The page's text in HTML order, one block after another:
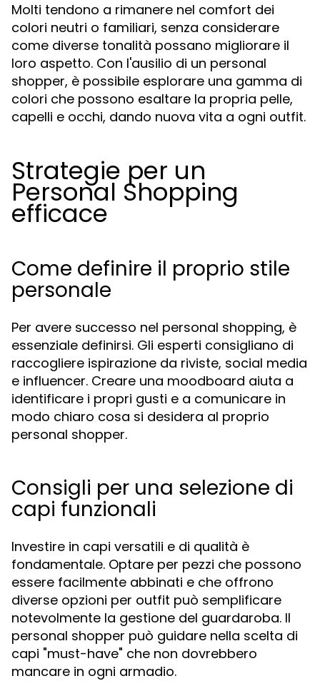
Molti tendono a rimanere nel comfort dei
colori neutri o familiari, senza considerare
come diverse tonalità possano migliorare il
loro aspetto. Con l'ausilio di un personal
shopper, è possibile esplorare una gamma di
colori che possono esaltare la propria pelle,
capelli e occhi, dando nuova vita a ogni outfit.
Strategie per un
Personal Shopping
efficace
Come definire il proprio stile
personale
Per avere successo nel personal shopping, è
essenziale definirsi. Gli esperti consigliano di
raccogliere ispirazione da riviste, social media
e influencer. Creare una moodboard aiuta a
identificare i propri gusti e a comunicare in
modo chiaro cosa si desidera al proprio
personal shopper.
Consigli per una selezione di
capi funzionali
Investire in capi versatili e di qualità è
fondamentale. Optare per pezzi che possono
essere facilmente abbinati e che offrono
diverse opzioni per outfit può semplificare
notevolmente la gestione del guardaroba. Il
personal shopper può guidare nella scelta di
capi "must-have" che non dovrebbero
mancare in ogni armadio.